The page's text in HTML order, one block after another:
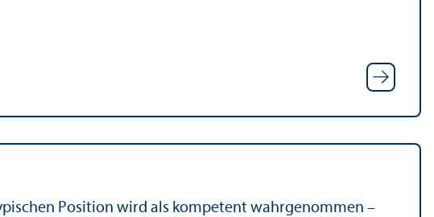
Position wird als kompetent wahrgenommen –